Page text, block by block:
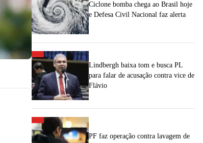
Ciclone bomba chega ao Brasil hoje
e Defesa Civil Nacional faz alerta
Lindbergh baixa tom e busca PL
para falar de acusação contra vice de
Flávio
PF faz operação contra lavagem de